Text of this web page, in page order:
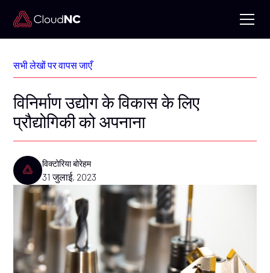
सभी लेखों पर वापस जाएँ
विनिर्माण उद्योग के विकास के लिए
प्रौद्योगिकी को अपनाना
विक्टोरिया बोरेहम
31 जुलाई, 2023